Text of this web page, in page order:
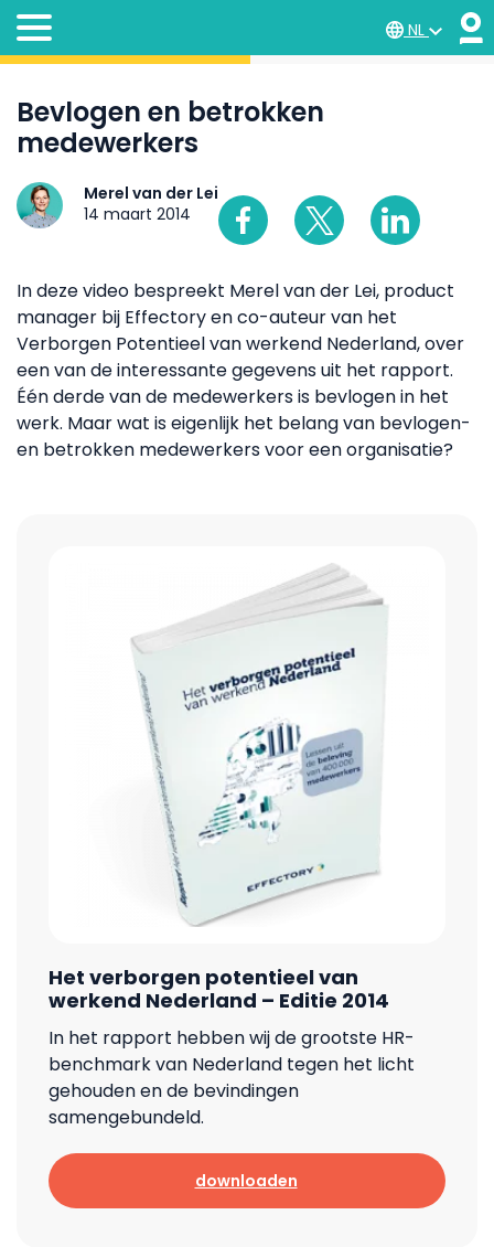
NL
Bevlogen en betrokken
medewerkers
Merel van der Lei
14 maart 2014
In deze video bespreekt Merel van der Lei, product
manager bij Effectory en co-auteur van het
Verborgen Potentieel van werkend Nederland, over
een van de interessante gegevens uit het rapport.
Één derde van de medewerkers is bevlogen in het
werk. Maar wat is eigenlijk het belang van bevlogen-
en betrokken medewerkers voor een organisatie?
Het verborgen potentieel van
werkend Nederland – Editie 2014
In het rapport hebben wij de grootste HR-
benchmark van Nederland tegen het licht
gehouden en de bevindingen
samengebundeld.
downloaden